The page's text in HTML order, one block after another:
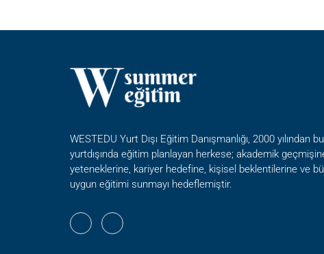
WESTEDU Yurt Dışı Eğitim Danışmanlığı, 2000 yılından
yurtdışında eğitim planlayan herkese; akademik
yeteneklerine, kariyer hedefine, kişisel beklentilerine ve
uygun eğitimi sunmayı hedeflemiştir.